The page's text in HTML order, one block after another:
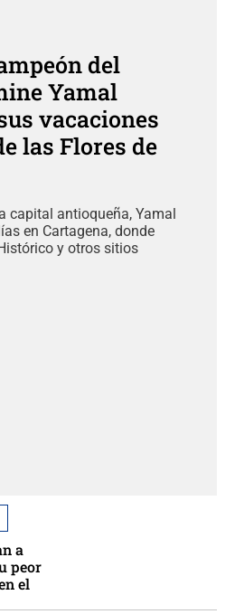
del
Yamal
vacaciones
las Flores de
capital antioqueña, Yamal
en Cartagena, donde
y otros sitios
a
peor
el